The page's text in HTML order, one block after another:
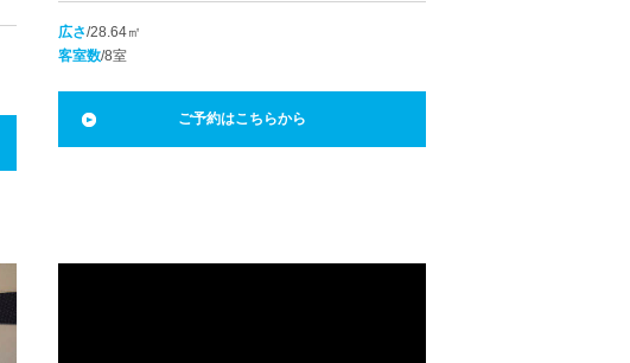
広さ/28.64㎡
客室数/8室
ご予約はこちらから